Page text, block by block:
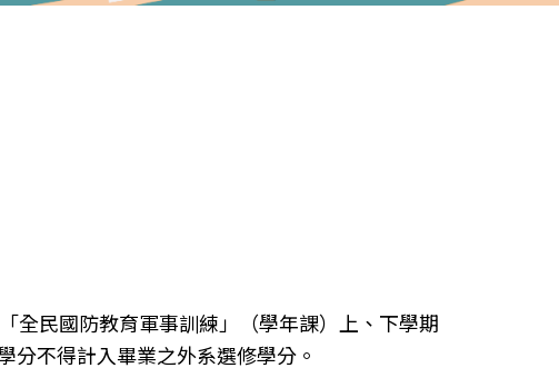
全民國防教育軍事訓練」（學年課）上、下學期
不得計入畢業之外系選修學分。